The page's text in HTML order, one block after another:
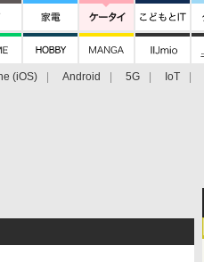
(iOS) Android 5G IoT